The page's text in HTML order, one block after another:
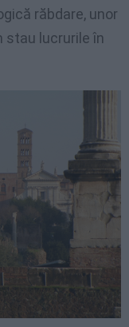
răbdare, unor
stau lucrurile în